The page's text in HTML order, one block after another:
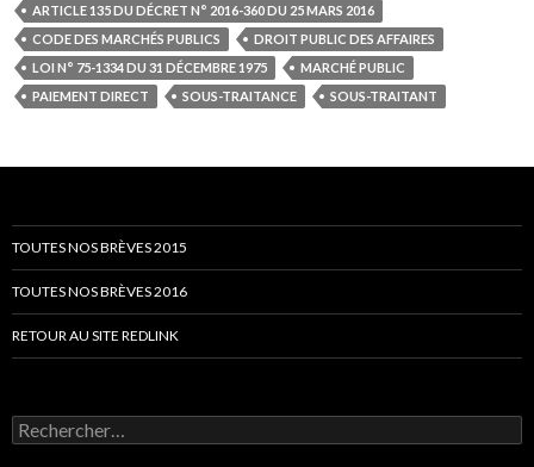
ARTICLE 135 DU DÉCRET N° 2016-360 DU 25 MARS 2016
CODE DES MARCHÉS PUBLICS
DROIT PUBLIC DES AFFAIRES
LOI N° 75-1334 DU 31 DÉCEMBRE 1975
MARCHÉ PUBLIC
PAIEMENT DIRECT
SOUS-TRAITANCE SOUS-TRAITANT
TOUTES NOS BRÈVES 2015
TOUTES NOS BRÈVES 2016
RETOUR AU SITE REDLINK
Rechercher :